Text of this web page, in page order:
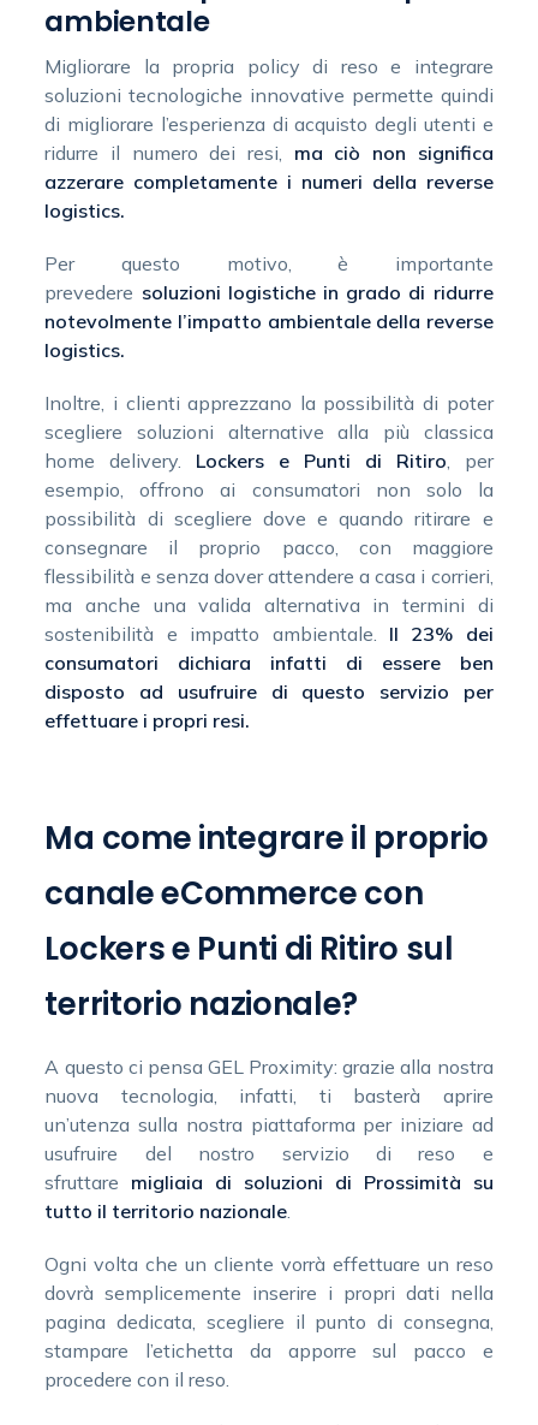
ambientale
Migliorare la propria policy di reso e integrare
soluzioni tecnologiche innovative permette quindi
di migliorare l’esperienza di acquisto degli utenti e
ridurre il numero dei resi, ma ciò non significa
azzerare completamente i numeri della reverse
logistics.
Per questo motivo, è importante
prevedere soluzioni logistiche in grado di ridurre
notevolmente l’impatto ambientale della reverse
logistics.
Inoltre, i clienti apprezzano la possibilità di poter
scegliere soluzioni alternative alla più classica
home delivery. Lockers e Punti di Ritiro , per
esempio, offrono ai consumatori non solo la
possibilità di scegliere dove e quando ritirare e
consegnare il proprio pacco, con maggiore
flessibilità e senza dover attendere a casa i corrieri,
ma anche una valida alternativa in termini di
sostenibilità e impatto ambientale. Il 23% dei
consumatori
dichiara infatti di essere ben
disposto ad usufruire di questo servizio per
effettuare i propri resi.
Ma come integrare il proprio
canale eCommerce con
Lockers e Punti di Ritiro sul
territorio nazionale?
A questo ci pensa GEL Proximity: grazie alla nostra
nuova tecnologia, infatti, ti basterà aprire
un’utenza sulla nostra piattaforma per iniziare ad
usufruire del nostro servizio di reso e
sfruttare migliaia di soluzioni di Prossimità su
tutto il territorio nazionale
Ogni volta che un cliente vorrà effettuare un reso
dovrà semplicemente inserire i propri dati nella
pagina dedicata, scegliere il punto di consegna,
stampare l’etichetta da apporre sul pacco e
procedere con il reso.